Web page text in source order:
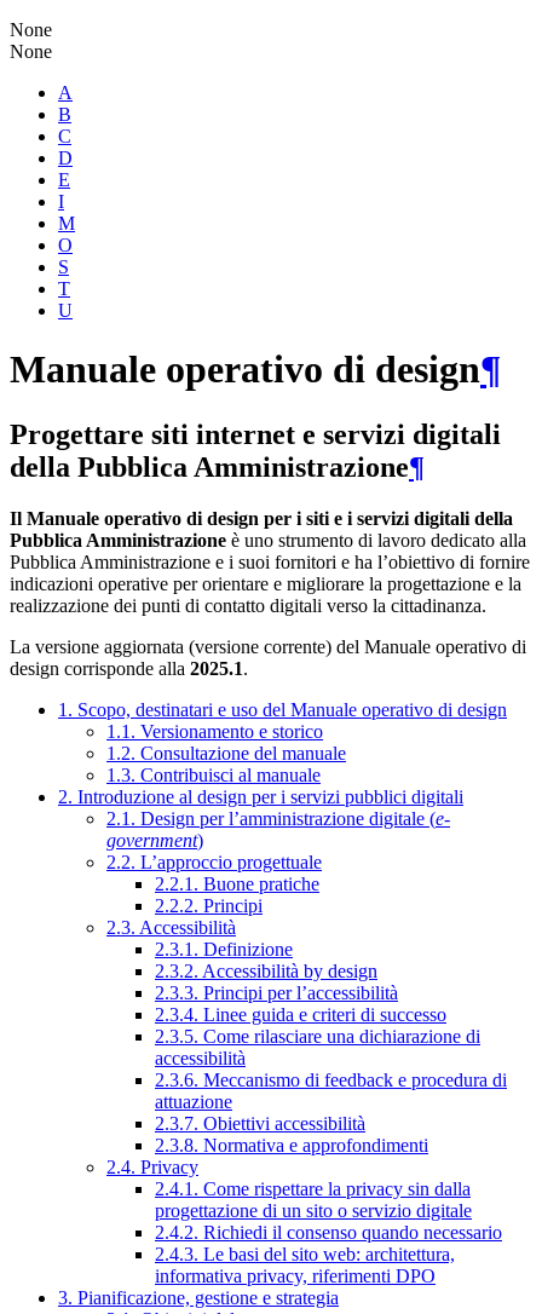
None
None
A
B
C
D
E
I
M
O
S
T
U
Manuale operativo di design¶
Progettare siti internet e servizi digitali
della Pubblica Amministrazione¶
Il Manuale operativo di design per i siti e i servizi digitali della
Pubblica Amministrazione è uno strumento di lavoro dedicato alla
Pubblica Amministrazione e i suoi fornitori e ha l’obiettivo di fornire
indicazioni operative per orientare e migliorare la progettazione e la
realizzazione dei punti di contatto digitali verso la cittadinanza.
La versione aggiornata (versione corrente) del Manuale operativo di
design corrisponde alla 2025.1.
1. Scopo, destinatari e uso del Manuale operativo di design
1.1. Versionamento e storico
1.2. Consultazione del manuale
1.3. Contribuisci al manuale
2. Introduzione al design per i servizi pubblici digitali
2.1. Design per l’amministrazione digitale (e-
government)
2.2. L’approccio progettuale
2.2.1. Buone pratiche
2.2.2. Principi
2.3. Accessibilità
2.3.1. Definizione
2.3.2. Accessibilità by design
2.3.3. Principi per l’accessibilità
2.3.4. Linee guida e criteri di successo
2.3.5. Come rilasciare una dichiarazione di
accessibilità
2.3.6. Meccanismo di feedback e procedura di
attuazione
2.3.7. Obiettivi accessibilità
2.3.8. Normativa e approfondimenti
2.4. Privacy
2.4.1. Come rispettare la privacy sin dalla
progettazione di un sito o servizio digitale
2.4.2. Richiedi il consenso quando necessario
2.4.3. Le basi del sito web: architettura,
informativa privacy, riferimenti DPO
3. Pianificazione, gestione e strategia